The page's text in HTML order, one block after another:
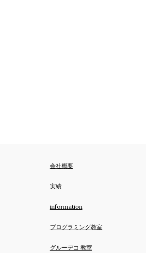
会社概要
実績
information
プログラミング教室
グルーデコ 教室